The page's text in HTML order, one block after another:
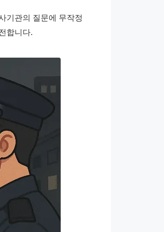
기관의 질문에 무작정
합니다.